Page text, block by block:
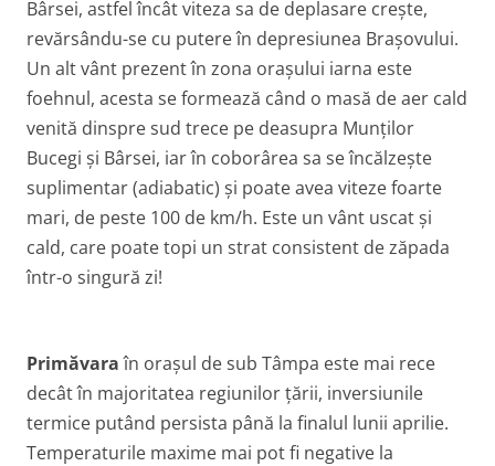
Bârsei, astfel încât viteza sa de deplasare crește,
revărsându-se cu putere în depresiunea Brașovului.
Un alt vânt prezent în zona orașului iarna este
foehnul, acesta se formează când o masă de aer cald
venită dinspre sud trece pe deasupra Munților
Bucegi și Bârsei, iar în coborârea sa se încălzește
suplimentar (adiabatic) și poate avea viteze foarte
mari, de peste 100 de km/h. Este un vânt uscat și
cald, care poate topi un strat consistent de zăpada
într-o singură zi!
Primăvaraîn orașul de sub Tâmpa este mai rece
decât în majoritatea regiunilor țării, inversiunile
termice putând persista până la finalul lunii aprilie.
Temperaturile maxime mai pot fi negative la